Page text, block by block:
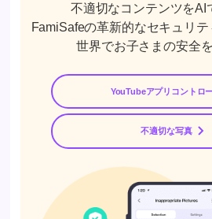
不適切なコンテンツをAI
FamiSafeの革新的なセキュリ
世界でお子さまの安全を
YouTubeアプリコントロ
不適切な写真